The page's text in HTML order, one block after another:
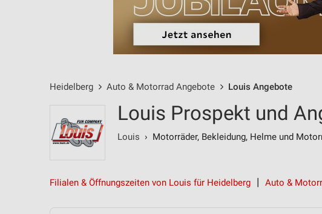
Heidelberg Auto & Motorrad Angebote Louis Angebote
Louis Prospekt und
Louis › Motorräder, Bekleidung, Helme und
Filialen & Öffnungszeiten von Louis für Heidelberg Auto &